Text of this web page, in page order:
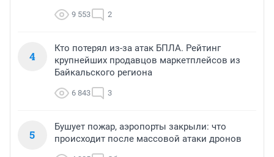
9 553 2
4
Кто потерял из-за атак БПЛА. Рейтинг
крупнейших продавцов маркетплейсов из
Байкальского региона
6 843 3
5
Бушует пожар, аэропорты закрыли: что
происходит после массовой атаки дронов